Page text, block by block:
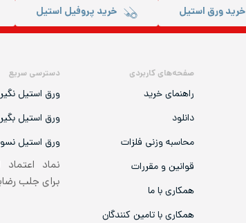
خرید ورق استیل خرید پروفیل استیل
صفحه‌های کاربردی
راهنمای خرید
دانلود
محاسبه وزنی فلزات
قوانین و مقررات
همکاری با ما
همکاری با تامین کنندگان
دسترسی سریع
ورق استیل نگیر
ورق استیل بگیر
ورق استیل
نماد اعتماد
برای جلب